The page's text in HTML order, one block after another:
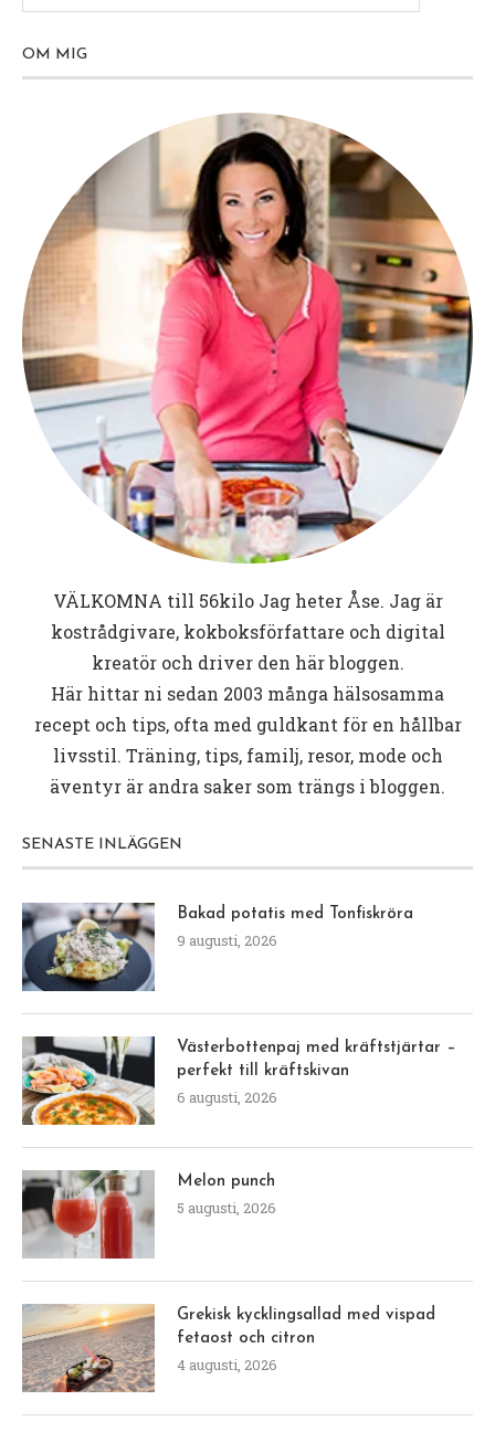
OM MIG
VÄLKOMNA till 56kiloJag heter Åse. Jag är
kostrådgivare, kokboksförfattare och digital
kreatör och driver den här bloggen.
Här hittar ni sedan 2003 många hälsosamma
recept och tips, ofta med guldkant för en hållbar
livsstil. Träning, tips, familj, resor, mode och
äventyr är andra saker som trängs i bloggen.
SENASTE INLÄGGEN
Bakad potatis med Tonfiskröra
9 augusti, 2026
Västerbottenpaj med kräftstjärtar –
perfekt till kräftskivan
6 augusti, 2026
Melon punch
5 augusti, 2026
Grekisk kycklingsallad med vispad
fetaost och citron
4 augusti, 2026